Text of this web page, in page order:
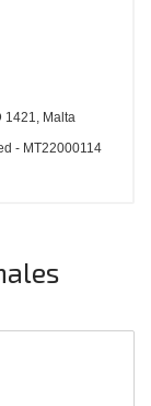
1421, Malta
- MT22000114